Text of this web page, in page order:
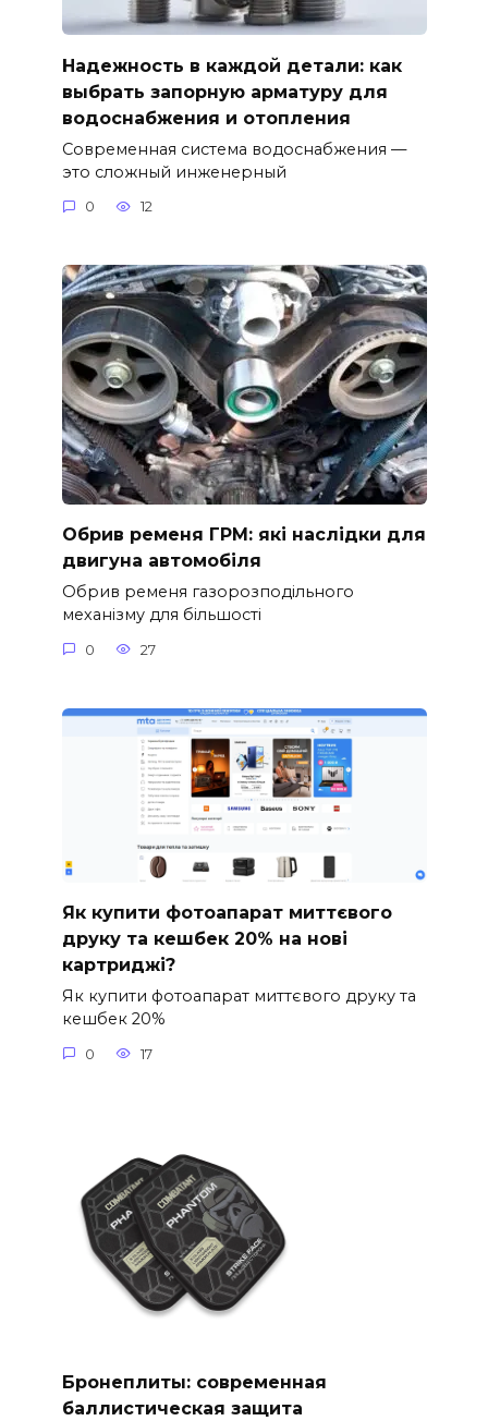
Надежность в каждой детали: как
выбрать запорную арматуру для
водоснабжения и отопления
Современная система водоснабжения —
это сложный инженерный
0 12
Обрив ременя ГРМ: які наслідки для
двигуна автомобіля
Обрив ременя газорозподільного
механізму для більшості
0 27
Як купити фотоапарат миттєвого
друку та кешбек 20% на нові
картриджі?
Як купити фотоапарат миттєвого друку та
кешбек 20%
0 17
Бронеплиты: современная
баллистическая защита